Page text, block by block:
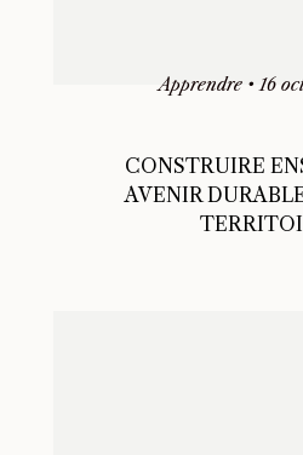
Apprendre •16
CONSTRUIRE
AVENIR